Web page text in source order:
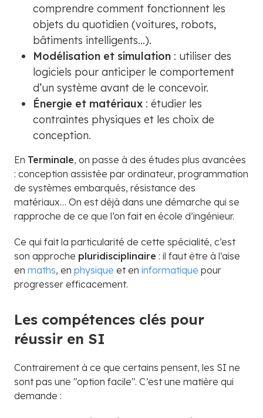
comprendre comment fonctionnent les
objets du quotidien (voitures, robots,
bâtiments intelligents…).
Modélisation et simulation : utiliser des
logiciels pour anticiper le comportement
d’un système avant de le concevoir.
Énergie et matériaux : étudier les
contraintes physiques et les choix de
conception.
En Terminale, on passe à des études plus avancées
: conception assistée par ordinateur, programmation
de systèmes embarqués, résistance des
matériaux… On est déjà dans une démarche qui se
rapproche de ce que l’on fait en école d’ingénieur.
Ce qui fait la particularité de cette spécialité, c’est
son approche pluridisciplinaire : il faut être à l’aise
en maths, en physique et en informatique pour
progresser efficacement.
Les compétences clés pour
réussir en SI
Contrairement à ce que certains pensent, les SI ne
sont pas une "option facile". C’est une matière qui
demande :